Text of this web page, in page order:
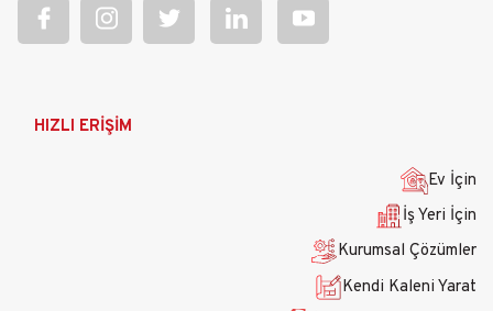
AnaHIZLI ERİŞİM
Ev İçin
İş Yeri İçin
Kurumsal Çözümler
Kendi Kaleni Yarat